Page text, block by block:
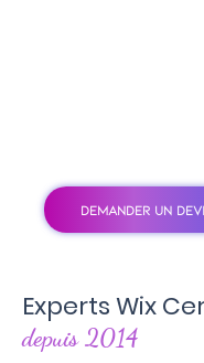
DEMANDER UN
Experts Wix
depuis 2014